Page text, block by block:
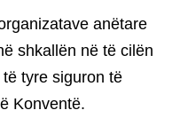
anëtare
shkallën në të cilën
tyre siguron të
Konventë.